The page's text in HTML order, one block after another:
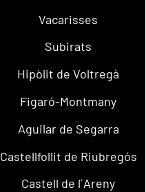
Vacarisses
Subirats
Hipòlit de Voltregà
Figaró-Montmany
Aguilar de Segarra
Castellfollit de Riubregós
Castell de l´Areny